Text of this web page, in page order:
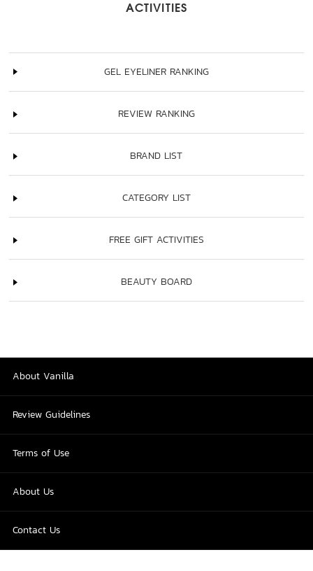
ACTIVITIES
GEL EYELINER RANKING
REVIEW RANKING
BRAND LIST
CATEGORY LIST
FREE GIFT ACTIVITIES
BEAUTY BOARD
About Vanilla
Review Guidelines
Terms of Use
About Us
Contact Us